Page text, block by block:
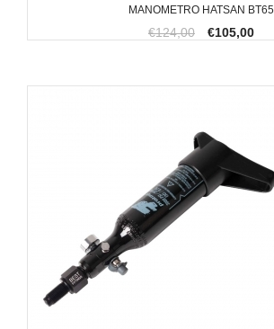
MANOMETRO HATSAN BT65
€124,00 €105,00